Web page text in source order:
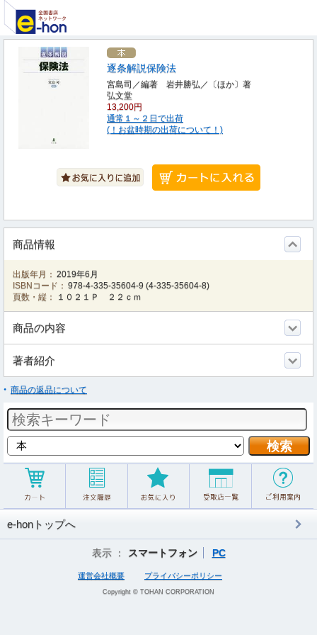
逐条解説保険法
宮島司／編著 岩井勝弘／〔ほか〕著
弘文堂
13,200円
通常１～２日で出荷
(！お盆時期の出荷について！)
商品情報
出版年月： 2019年6月
ISBNコード： 978-4-335-35604-9 (4-335-35604-8)
頁数・縦：
１０２１Ｐ ２２ｃｍ
商品の内容
著者紹介
商品の返品について
e-honトップへ
表示 ： スマートフォン PC
運営会社概要 プライバシーポリシー
Copyright © TOHAN CORPORATION